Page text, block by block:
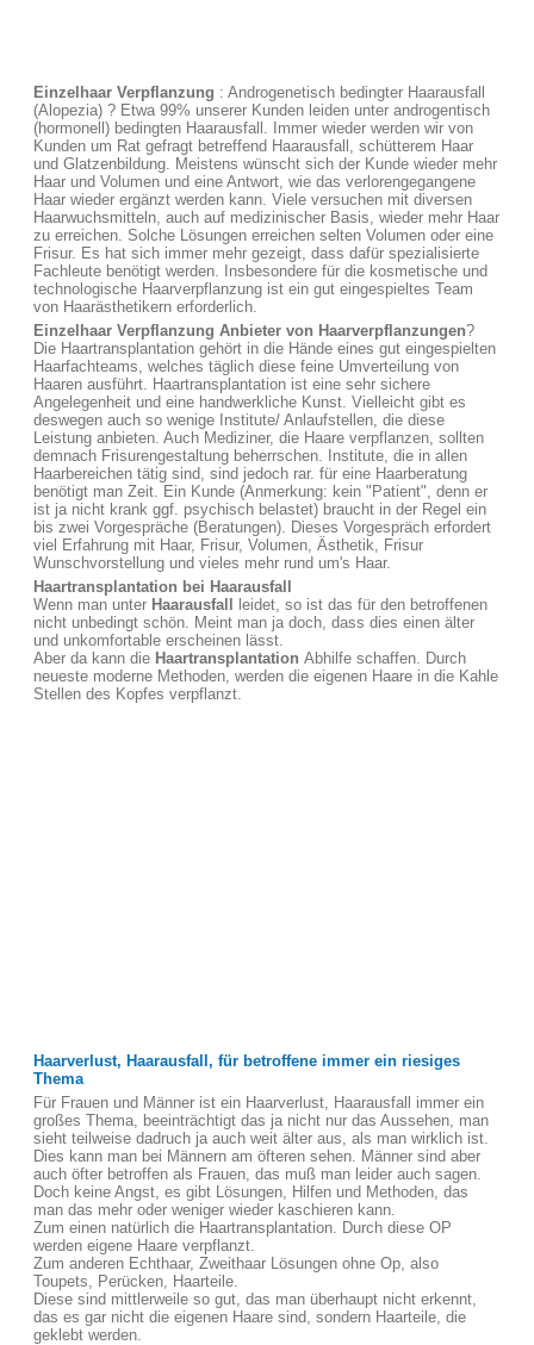
Einzelhaar Verpflanzung : Androgenetisch bedingter Haarausfall
(Alopezia) ? Etwa 99% unserer Kunden leiden unter androgentisch
(hormonell) bedingten Haarausfall. Immer wieder werden wir von
Kunden um Rat gefragt betreffend Haarausfall, schütterem Haar
und Glatzenbildung. Meistens wünscht sich der Kunde wieder mehr
Haar und Volumen und eine Antwort, wie das verlorengegangene
Haar wieder ergänzt werden kann. Viele versuchen mit diversen
Haarwuchsmitteln, auch auf medizinischer Basis, wieder mehr Haar
zu erreichen. Solche Lösungen erreichen selten Volumen oder eine
Frisur. Es hat sich immer mehr gezeigt, dass dafür spezialisierte
Fachleute benötigt werden. Insbesondere für die kosmetische und
technologische Haarverpflanzung ist ein gut eingespieltes Team
von Haarästhetikern erforderlich.
Einzelhaar Verpflanzung Anbieter von Haarverpflanzungen?
Die Haartransplantation gehört in die Hände eines gut eingespielten
Haarfachteams, welches täglich diese feine Umverteilung von
Haaren ausführt. Haartransplantation ist eine sehr sichere
Angelegenheit und eine handwerkliche Kunst. Vielleicht gibt es
deswegen auch so wenige Institute/ Anlaufstellen, die diese
Leistung anbieten. Auch Mediziner, die Haare verpflanzen, sollten
demnach Frisurengestaltung beherrschen. Institute, die in allen
Haarbereichen tätig sind, sind jedoch rar. für eine Haarberatung
benötigt man Zeit. Ein Kunde (Anmerkung: kein "Patient", denn er
ist ja nicht krank ggf. psychisch belastet) braucht in der Regel ein
bis zwei Vorgespräche (Beratungen). Dieses Vorgespräch erfordert
viel Erfahrung mit Haar, Frisur, Volumen, Ästhetik, Frisur
Wunschvorstellung und vieles mehr rund um's Haar.
Haartransplantation bei Haarausfall
Wenn man unter Haarausfall
leidet, so ist das für den betroffenen
nicht unbedingt schön. Meint man ja doch, dass dies einen älter
und unkomfortable erscheinen lässt.
Aber da kann die Haartransplantation Abhilfe schaffen. Durch
neueste moderne Methoden, werden die eigenen Haare in die Kahle
Stellen des Kopfes verpflanzt.
Haarverlust, Haarausfall, für betroffene immer ein riesiges
Thema
Für Frauen und Männer ist ein Haarverlust, Haarausfall immer ein
großes Thema, beeinträchtigt das ja nicht nur das Aussehen, man
sieht teilweise dadruch ja auch weit älter aus, als man wirklich ist.
Dies kann man bei Männern am öfteren sehen. Männer sind aber
auch öfter betroffen als Frauen, das muß man leider auch sagen.
Doch keine Angst, es gibt Lösungen, Hilfen und Methoden, das
man das mehr oder weniger wieder kaschieren kann.
Zum einen natürlich die Haartransplantation. Durch diese OP
werden eigene Haare verpflanzt.
Zum anderen Echthaar, Zweithaar Lösungen ohne Op, also
Toupets, Perücken, Haarteile.
Diese sind mittlerweile so gut, das man überhaupt nicht erkennt,
das es gar nicht die eigenen Haare sind, sondern Haarteile, die
geklebt werden.